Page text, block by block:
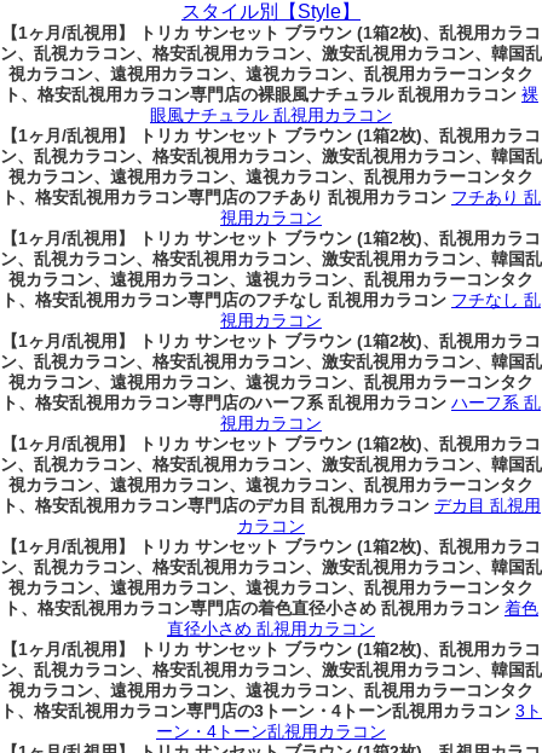
スタイル別【Style】
【1ヶ月/乱視用】 トリカ サンセット ブラウン (1箱2枚)、乱視用カラコ
ン、乱視カラコン、格安乱視用カラコン、激安乱視用カラコン、韓国乱
視カラコン、遠視用カラコン、遠視カラコン、乱視用カラーコンタク
ト、格安乱視用カラコン専門店の裸眼風ナチュラル 乱視用カラコン 裸
眼風ナチュラル 乱視用カラコン
【1ヶ月/乱視用】 トリカ サンセット ブラウン (1箱2枚)、乱視用カラコ
ン、乱視カラコン、格安乱視用カラコン、激安乱視用カラコン、韓国乱
視カラコン、遠視用カラコン、遠視カラコン、乱視用カラーコンタク
ト、格安乱視用カラコン専門店のフチあり 乱視用カラコン フチあり 乱
視用カラコン
【1ヶ月/乱視用】 トリカ サンセット ブラウン (1箱2枚)、乱視用カラコ
ン、乱視カラコン、格安乱視用カラコン、激安乱視用カラコン、韓国乱
視カラコン、遠視用カラコン、遠視カラコン、乱視用カラーコンタク
ト、格安乱視用カラコン専門店のフチなし 乱視用カラコン フチなし 乱
視用カラコン
【1ヶ月/乱視用】 トリカ サンセット ブラウン (1箱2枚)、乱視用カラコ
ン、乱視カラコン、格安乱視用カラコン、激安乱視用カラコン、韓国乱
視カラコン、遠視用カラコン、遠視カラコン、乱視用カラーコンタク
ト、格安乱視用カラコン専門店のハーフ系 乱視用カラコン ハーフ系 乱
視用カラコン
【1ヶ月/乱視用】 トリカ サンセット ブラウン (1箱2枚)、乱視用カラコ
ン、乱視カラコン、格安乱視用カラコン、激安乱視用カラコン、韓国乱
視カラコン、遠視用カラコン、遠視カラコン、乱視用カラーコンタク
ト、格安乱視用カラコン専門店のデカ目 乱視用カラコン デカ目 乱視用
カラコン
【1ヶ月/乱視用】 トリカ サンセット ブラウン (1箱2枚)、乱視用カラコ
ン、乱視カラコン、格安乱視用カラコン、激安乱視用カラコン、韓国乱
視カラコン、遠視用カラコン、遠視カラコン、乱視用カラーコンタク
ト、格安乱視用カラコン専門店の着色直径小さめ 乱視用カラコン 着色
直径小さめ 乱視用カラコン
【1ヶ月/乱視用】 トリカ サンセット ブラウン (1箱2枚)、乱視用カラコ
ン、乱視カラコン、格安乱視用カラコン、激安乱視用カラコン、韓国乱
視カラコン、遠視用カラコン、遠視カラコン、乱視用カラーコンタク
ト、格安乱視用カラコン専門店の3トーン・4トーン乱視用カラコン 3ト
ーン・4トーン乱視用カラコン